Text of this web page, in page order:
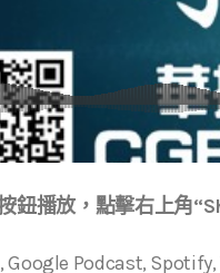
鈕播放，點擊右上角
Google Podcast,